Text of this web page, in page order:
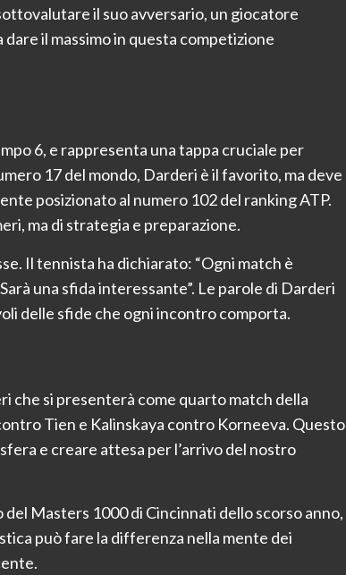
il suo avversario, un giocatore
il massimo in questa competizione
6, e rappresenta una tappa cruciale per
17 del mondo, Darderi è il favorito, ma deve
posizionato al numero 102 del ranking ATP.
ma di strategia e preparazione.
Il tennista ha dichiarato: “Ogni match è
una sfida interessante”. Le parole di Darderi
delle sfide che ogni incontro comporta.
che si presenterà come quarto match della
Tien e Kalinskaya contro Korneeva. Questo
e creare attesa per l’arrivo del nostro
Masters 1000 di Cincinnati dello scorso anno,
può fare la differenza nella mente dei